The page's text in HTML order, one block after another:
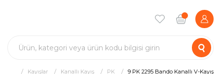
Kayışlar Kanallı Kayış PK 9 PK 2295 Bando Kanallı V-Kayış